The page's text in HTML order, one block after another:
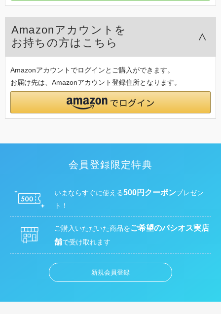
Amazonアカウントを
お持ちの方はこちら
Amazonアカウントでログインとご購入ができます。
お届け先は、Amazonアカウント登録住所となります。
会員登録限定特典
いまならすぐに使える500円クーポンプレゼン
ト！
ご購入いただいた商品をご希望のパシオス実店
舗で受け取れます
新規会員登録